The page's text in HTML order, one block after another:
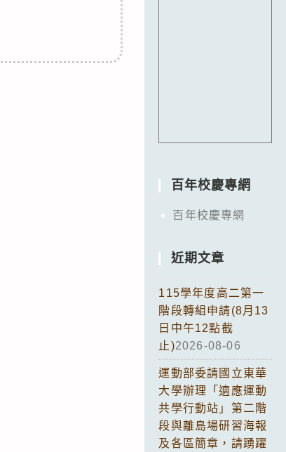
百年校慶專網
百年校慶專網
近期文章
115學年度高二第一
階段轉組申請(8月13
日中午12點截
止)2026-08-06
運動部委請國立東華
大學辦理「適應運動
共學行動站」第二階
段與離島場研習海報
及各區簡章，請踴躍